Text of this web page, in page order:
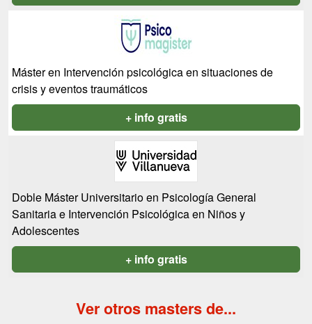
Máster en Intervención psicológica en situaciones de
crisis y eventos traumáticos
+ info gratis
Doble Máster Universitario en Psicología General
Sanitaria e Intervención Psicológica en Niños y
Adolescentes
+ info gratis
Ver otros masters de...